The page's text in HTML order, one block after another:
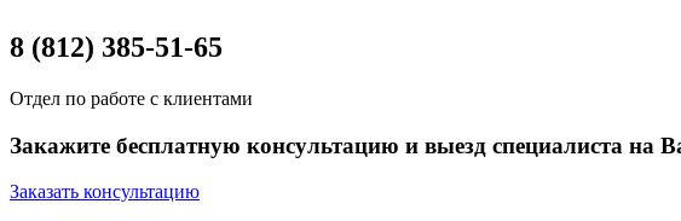
8 (812) 385-51-65
Отдел по работе с клиентами
Закажите бесплатную консультацию и выезд специалиста на
Заказать консультацию